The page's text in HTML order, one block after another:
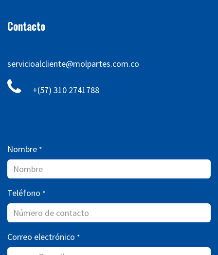
Contacto
servicioalcliente@molpartes.com.co
+(57) 310 2741788
Nombre *
Teléfono *
Correo electrónico *